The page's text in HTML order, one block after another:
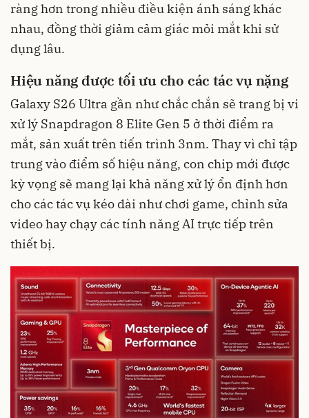
ràng hơn trong nhiều điều kiện ánh sáng khác
nhau, đồng thời giảm cảm giác mỏi mắt khi sử
dụng lâu.
Hiệu năng được tối ưu cho các tác vụ nặng
Galaxy S26 Ultra gần như chắc chắn sẽ trang bị vi
xử lý Snapdragon 8 Elite Gen 5 ở thời điểm ra
mắt, sản xuất trên tiến trình 3nm. Thay vì chỉ tập
trung vào điểm số hiệu năng, con chip mới được
kỳ vọng sẽ mang lại khả năng xử lý ổn định hơn
cho các tác vụ kéo dài như chơi game, chỉnh sửa
video hay chạy các tính năng AI trực tiếp trên
thiết bị.